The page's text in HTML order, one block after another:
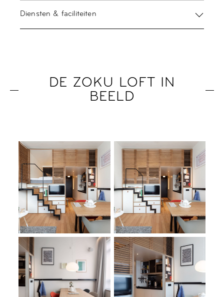
Diensten & faciliteiten
DE ZOKU LOFT IN
BEELD